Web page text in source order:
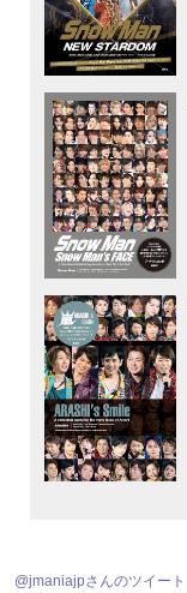
@jmaniajpさんのツイート